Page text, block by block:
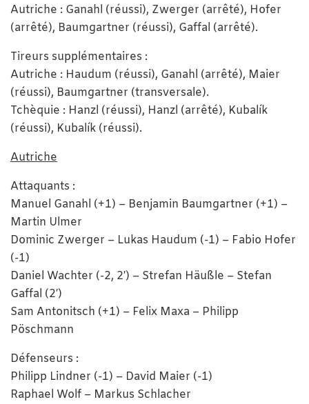
Autriche : Ganahl (réussi), Zwerger (arrêté), Hofer
(arrêté), Baumgartner (réussi), Gaffal (arrêté).
Tireurs supplémentaires :
Autriche : Haudum (réussi), Ganahl (arrêté), Maier
(réussi), Baumgartner (transversale).
Tchèquie : Hanzl (réussi), Hanzl (arrêté), Kubalík
(réussi), Kubalík (réussi).
Autriche
Attaquants :
Manuel Ganahl (+1) – Benjamin Baumgartner (+1) –
Martin Ulmer
Dominic Zwerger – Lukas Haudum (-1) – Fabio Hofer
(-1)
Daniel Wachter (-2, 2′) – Strefan Häußle – Stefan
Gaffal (2′)
Sam Antonitsch (+1) – Felix Maxa – Philipp
Pöschmann
Défenseurs :
Philipp Lindner (-1) – David Maier (-1)
Raphael Wolf – Markus Schlacher